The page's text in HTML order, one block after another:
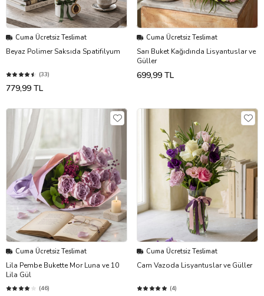
Cuma Ücretsiz Teslimat
Beyaz Polimer Saksıda Spatifilyum
(33)
779,99 TL
Cuma Ücretsiz Teslimat
Sarı Buket Kağıdında Lisyantuslar ve
Güller
699,99 TL
Cuma Ücretsiz Teslimat
Lila Pembe Bukette Mor Luna ve 10
Lila Gül
(46)
Cuma Ücretsiz Teslimat
Cam Vazoda Lisyantuslar ve Güller
(4)